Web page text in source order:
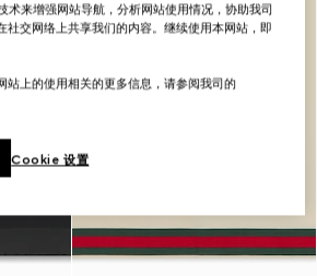
来增强网站导航，分析网站使用情况，协助我司
社交网络上共享我们的内容。继续使用本网站，即
站上的使用相关的更多信息，请参阅我司的
Cookie 设置